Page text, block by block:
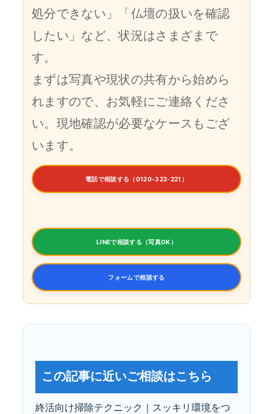
処分できない」「仏壇の扱いを確認
したい」など、状況はさまざまで
す。
まずは写真や現状の共有から始めら
れますので、お気軽にご連絡くださ
い。現地確認が必要なケースもござ
います。
電話で相談する（0120-322-221）
LINEで相談する（写真OK）
フォームで相談する
この記事に近いご相談はこちら
終活向け掃除テクニック｜スッキリ環境をつ